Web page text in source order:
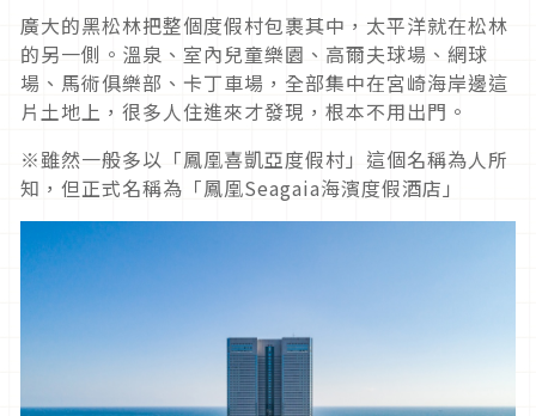
廣大的黑松林把整個度假村包裹其中，太平洋就在松林
的另一側。溫泉、室內兒童樂園、高爾夫球場、網球
場、馬術俱樂部、卡丁車場，全部集中在宮崎海岸邊這
片土地上，很多人住進來才發現，根本不用出門。
※雖然一般多以「鳳凰喜凱亞度假村」這個名稱為人所
知，但正式名稱為「鳳凰Seagaia海濱度假酒店」